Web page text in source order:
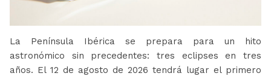
La Península Ibérica se prepara para un hito
astronómico sin precedentes: tres eclipses en tres
años. El 12 de agosto de 2026 tendrá lugar el primero